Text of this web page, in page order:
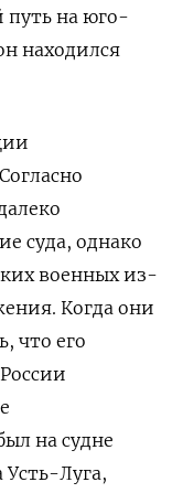
путь на юго-
находился
суда, однако
военных из-
Когда они
что его
на судне
Луга,